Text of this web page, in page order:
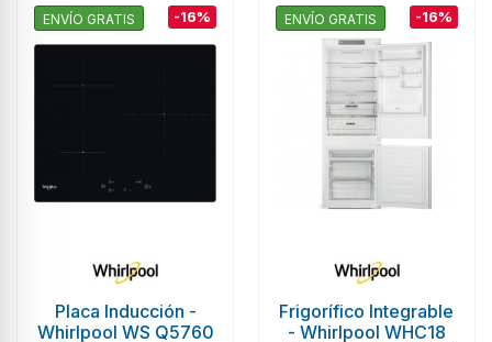
ENVÍO GRATIS -16%
Placa Inducción -
Whirlpool WS Q5760
ENVÍO GRATIS -16%
Frigorífico Integrable
- Whirlpool WHC18